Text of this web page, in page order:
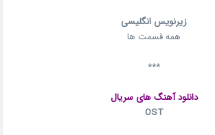
زیرنویس انگلیسی
همه قسمت ها
***
دانلود آهنگ های سریال
OST